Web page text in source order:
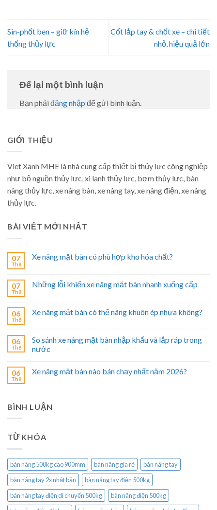
Sin-phốt ben – giữ kín hệ
thống thủy lực
Cốt lắp tay & chốt xe – chi tiết
nhỏ, hiệu quả lớn
Để lại một bình luận
Bạn phải đăng nhập để gửi bình luận.
GIỚI THIỆU
Viet Xanh MHE là nhà cung cấp thiết bị thủy lực công nghiệp
như bộ nguồn thủy lực, xi lanh thủy lực, bơm thủy lực, bàn
nâng thủy lực, xe nâng bàn, xe nâng tay, xe nâng điện, xe nâng
thủy lực.
BÀI VIẾT MỚI NHẤT
07
Th8
Xe nâng mặt bàn có phù hợp kho hóa chất?
07
Th8
Những lỗi khiến xe nâng mặt bàn nhanh xuống cấp
06
Th8
Xe nâng mặt bàn có thể nâng khuôn ép nhựa không?
06
Th8
So sánh xe nâng mặt bàn nhập khẩu và lắp ráp trong
nước
06
Th8
Xe nâng mặt bàn nào bán chạy nhất năm 2026?
BÌNH LUẬN
TỪ KHÓA
bàn nâng 500kg cao 900mm bàn nâng gía rẻ
bàn nâng tay
bàn nâng tay 2x nhật bản
bàn nâng tay điện 500kg
bàn nâng tay điện di chuyển 500kg
bàn nâng điện 500kg